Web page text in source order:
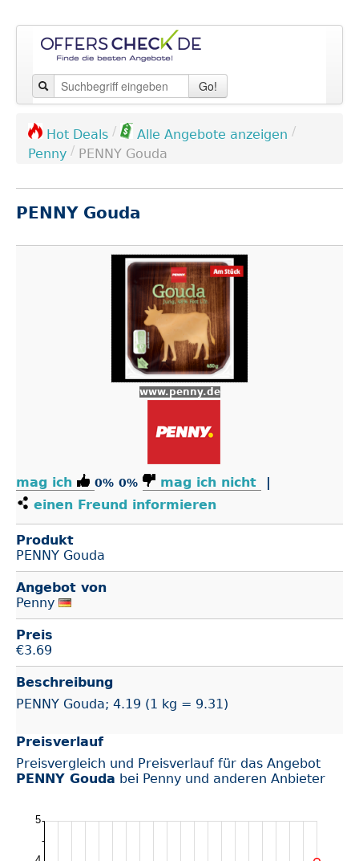
Go!
Hot Deals / Alle Angebote anzeigen /
Penny / PENNY Gouda
PENNY Gouda
www.penny.de
mag ich 0% 0% mag ich nicht
einen Freund informieren
Produkt
PENNY Gouda
Angebot von
Penny
Preis
€3.69
Beschreibung
PENNY Gouda; 4.19 (1 kg = 9.31)
Preisverlauf
Preisvergleich und Preisverlauf für das Angebot
PENNY Gouda bei Penny und anderen Anbieter